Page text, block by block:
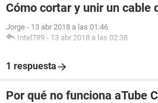
Cómo cortar y unir un cable
Jorge - 13 abr 2018 a las 01:46
Intel789 - 13 abr 2018 a las 02:38
1 respuesta
Por qué no funciona aTube